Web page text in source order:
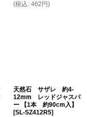
(税込 : 462 円)
天然石 サザレ 約4-
12mm レッドジャスパ
ー 【1本 約90cm入】
[SL-SZ412R5]